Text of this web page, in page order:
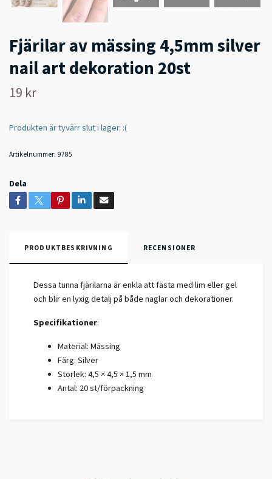
Fjärilar av mässing 4,5mm silver
nail art dekoration 20st
19 kr
Produkten är tyvärr slut i lager. :(
Artikelnummer: 9785
Dela
PRODUKTBESKRIVNING RECENSIONER
Dessa tunna fjärilarna är enkla att fästa med lim eller gel
och blir en lyxig detalj på både naglar och dekorationer.
Specifikationer:
Material: Mässing
Färg: Silver
Storlek: 4,5 × 4,5 × 1,5 mm
Antal: 20 st/förpackning